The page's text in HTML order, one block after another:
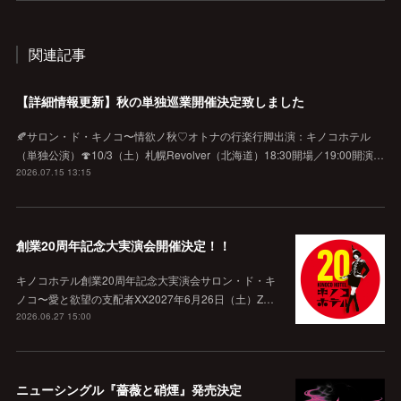
関連記事
【詳細情報更新】秋の単独巡業開催決定致しました
🍂サロン・ド・キノコ〜情欲ノ秋♡オトナの行楽行脚出演：キノコホテル
（単独公演）🍄10/3（土）札幌Revolver（北海道）18:30開場／19:00開演…
2026.07.15 13:15
創業20周年記念大実演会開催決定！！
キノコホテル創業20周年記念大実演会サロン・ド・キ
ノコ〜愛と欲望の支配者XX2027年6月26日（土）Z…
2026.06.27 15:00
ニューシングル『薔薇と硝煙』発売決定